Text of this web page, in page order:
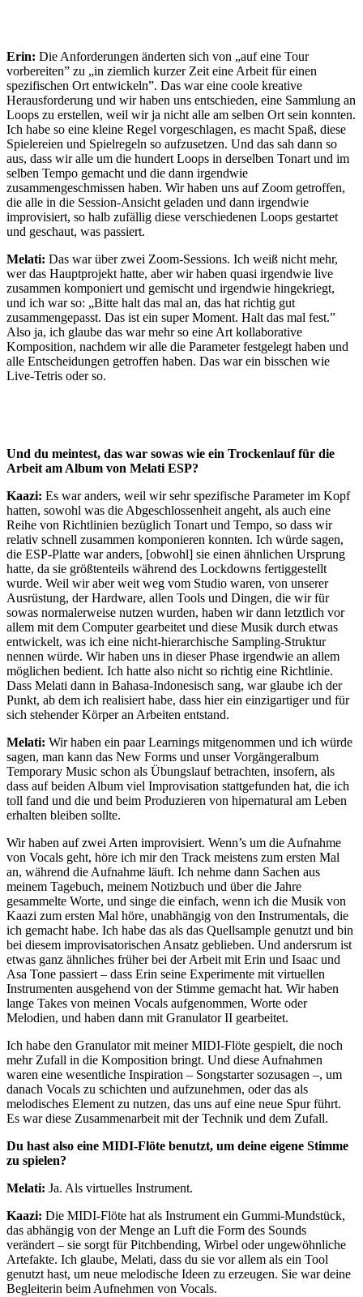
Erin: Die Anforderungen änderten sich von „auf eine Tour
vorbereiten” zu „in ziemlich kurzer Zeit eine Arbeit für einen
spezifischen Ort entwickeln”. Das war eine coole kreative
Herausforderung und wir haben uns entschieden, eine Sammlung an
Loops zu erstellen, weil wir ja nicht alle am selben Ort sein konnten.
Ich habe so eine kleine Regel vorgeschlagen, es macht Spaß, diese
Spielereien und Spielregeln so aufzusetzen. Und das sah dann so
aus, dass wir alle um die hundert Loops in derselben Tonart und im
selben Tempo gemacht und die dann irgendwie
zusammengeschmissen haben. Wir haben uns auf Zoom getroffen,
die alle in die Session-Ansicht geladen und dann irgendwie
improvisiert, so halb zufällig diese verschiedenen Loops gestartet
und geschaut, was passiert.
Melati: Das war über zwei Zoom-Sessions. Ich weiß nicht mehr,
wer das Hauptprojekt hatte, aber wir haben quasi irgendwie live
zusammen komponiert und gemischt und irgendwie hingekriegt,
und ich war so: „Bitte halt das mal an, das hat richtig gut
zusammengepasst. Das ist ein super Moment. Halt das mal fest.”
Also ja, ich glaube das war mehr so eine Art kollaborative
Komposition, nachdem wir alle die Parameter festgelegt haben und
alle Entscheidungen getroffen haben. Das war ein bisschen wie
Live-Tetris oder so.
Und du meintest, das war sowas wie ein Trockenlauf für die
Arbeit am Album von Melati ESP?
Kaazi: Es war anders, weil wir sehr spezifische Parameter im Kopf
hatten, sowohl was die Abgeschlossenheit angeht, als auch eine
Reihe von Richtlinien bezüglich Tonart und Tempo, so dass wir
relativ schnell zusammen komponieren konnten. Ich würde sagen,
die ESP-Platte war anders, [obwohl] sie einen ähnlichen Ursprung
hatte, da sie größtenteils während des Lockdowns fertiggestellt
wurde. Weil wir aber weit weg vom Studio waren, von unserer
Ausrüstung, der Hardware, allen Tools und Dingen, die wir für
sowas normalerweise nutzen wurden, haben wir dann letztlich vor
allem mit dem Computer gearbeitet und diese Musik durch etwas
entwickelt, was ich eine nicht-hierarchische Sampling-Struktur
nennen würde. Wir haben uns in dieser Phase irgendwie an allem
möglichen bedient. Ich hatte also nicht so richtig eine Richtlinie.
Dass Melati dann in Bahasa-Indonesisch sang, war glaube ich der
Punkt, ab dem ich realisiert habe, dass hier ein einzigartiger und für
sich stehender Körper an Arbeiten entstand.
Melati: Wir haben ein paar Learnings mitgenommen und ich würde
sagen, man kann das New Forms und unser Vorgängeralbum
Temporary Music schon als Übungslauf betrachten, insofern, als
dass auf beiden Album viel Improvisation stattgefunden hat, die ich
toll fand und die und beim Produzieren von hipernatural am Leben
erhalten bleiben sollte.
Wir haben auf zwei Arten improvisiert. Wenn’s um die Aufnahme
von Vocals geht, höre ich mir den Track meistens zum ersten Mal
an, während die Aufnahme läuft. Ich nehme dann Sachen aus
meinem Tagebuch, meinem Notizbuch und über die Jahre
gesammelte Worte, und singe die einfach, wenn ich die Musik von
Kaazi zum ersten Mal höre, unabhängig von den Instrumentals, die
ich gemacht habe. Ich habe das als das Quellsample genutzt und bin
bei diesem improvisatorischen Ansatz geblieben. Und andersrum ist
etwas ganz ähnliches früher bei der Arbeit mit Erin und Isaac und
Asa Tone passiert – dass Erin seine Experimente mit virtuellen
Instrumenten ausgehend von der Stimme gemacht hat. Wir haben
lange Takes von meinen Vocals aufgenommen, Worte oder
Melodien, und haben dann mit Granulator II gearbeitet.
Ich habe den Granulator mit meiner MIDI-Flöte gespielt, die noch
mehr Zufall in die Komposition bringt. Und diese Aufnahmen
waren eine wesentliche Inspiration – Songstarter sozusagen –, um
danach Vocals zu schichten und aufzunehmen, oder das als
melodisches Element zu nutzen, das uns auf eine neue Spur führt.
Es war diese Zusammenarbeit mit der Technik und dem Zufall.
Du hast also eine MIDI-Flöte benutzt, um deine eigene Stimme
zu spielen?
Melati: Ja. Als virtuelles Instrument.
Kaazi: Die MIDI-Flöte hat als Instrument ein Gummi-Mundstück,
das abhängig von der Menge an Luft die Form des Sounds
verändert – sie sorgt für Pitchbending, Wirbel oder ungewöhnliche
Artefakte. Ich glaube, Melati, dass du sie vor allem als ein Tool
genutzt hast, um neue melodische Ideen zu erzeugen. Sie war deine
Begleiterin beim Aufnehmen von Vocals.